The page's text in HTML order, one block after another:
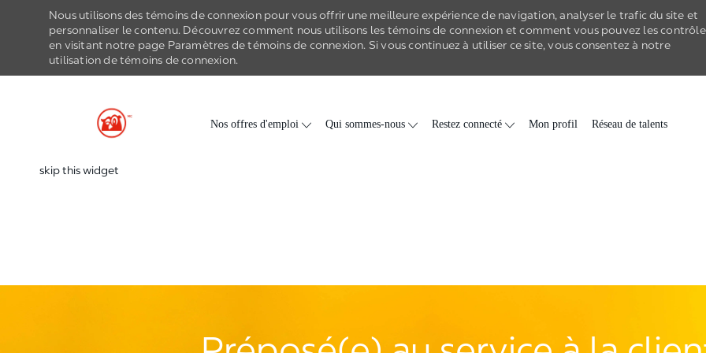
Nous utilisons des témoins de connexion pour vous offrir une meilleure expérience de navigation, analyser le trafic du site et
personnaliser le contenu. Découvrez comment nous utilisons les témoins de connexion et comment vous pouvez les
en visitant notre page Paramètres detémoins de connexion. Si vous continuez à utiliser ce site, vous consentez à notre
utilisation detémoins de connexion.
Skip to main content
Nos offres d'emploi Qui sommes-nous Restez connecté Mon profil Réseau de talents
skip this widget